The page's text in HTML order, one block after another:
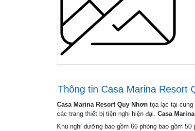
Thông tin Casa Marina Resort
Casa Marina Resort Quy Nhơn tọa lạc tại
các trang thiết bị tiện nghi hiện đại. Casa
Khu nghỉ dưỡng bao gồm 66 phòng bao gồm